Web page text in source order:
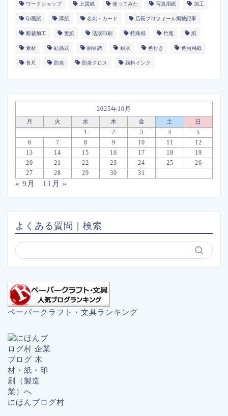
ワークショップ 上質紙 使ってみた 写真用紙 加工
印画紙 厚紙 名刺・カード 店長プロフィール掲載記事
断裁加工 更紙 活版印刷 特殊紙 竹尾 紙
素材 結婚式 絹目調 耐水 色付き 色画用紙
長尺 防炎 防炎クロス 顔料インク
2025年10月
月
火 水 木 金 土
日
1
2 3 4
5
6
7 8 9 10 11
12
13
14 15 16 17 18
19
20
21 22 23 24 25
26
27
28 29 30 31
« 9月 11月 »
よくある質問｜検索
ペーパークラフト・文具ランキング
にほんブログ村